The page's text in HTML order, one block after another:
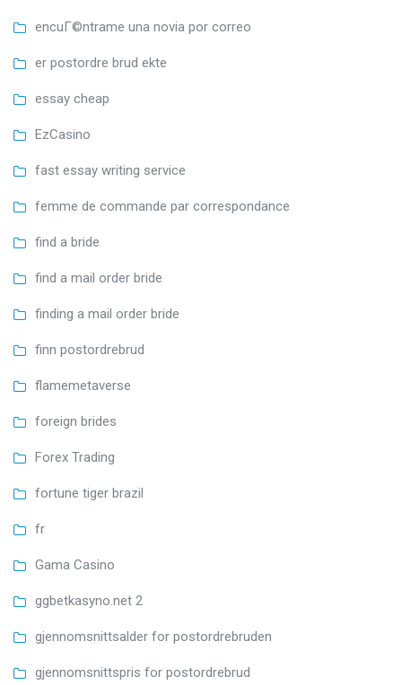
encuГ©ntrame una novia por correo
er postordre brud ekte
essay cheap
EzCasino
fast essay writing service
femme de commande par correspondance
find a bride
find a mail order bride
finding a mail order bride
finn postordrebrud
flamemetaverse
foreign brides
Forex Trading
fortune tiger brazil
fr
Gama Casino
ggbetkasyno.net 2
gjennomsnittsalder for postordrebruden
gjennomsnittspris for postordrebrud